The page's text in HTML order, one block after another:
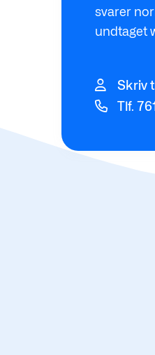
svarer
undtaget
Skriv
Tlf.